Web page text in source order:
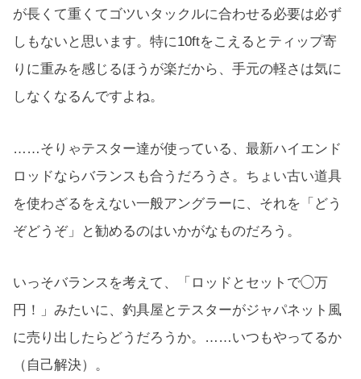
が長くて重くてゴツいタックルに合わせる必要は必ず
しもないと思います。特に10ftをこえるとティップ寄
りに重みを感じるほうが楽だから、手元の軽さは気に
しなくなるんですよね。
……そりゃテスター達が使っている、最新ハイエンド
ロッドならバランスも合うだろうさ。ちょい古い道具
を使わざるをえない一般アングラーに、それを「どう
ぞどうぞ」と勧めるのはいかがなものだろう。
いっそバランスを考えて、「ロッドとセットで◯万
円！」みたいに、釣具屋とテスターがジャパネット風
に売り出したらどうだろうか。……いつもやってるか
（自己解決）。